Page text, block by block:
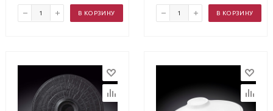
В КОРЗИНУ В КОРЗИНУ